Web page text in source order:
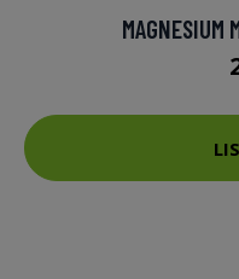
MAGNESIUM